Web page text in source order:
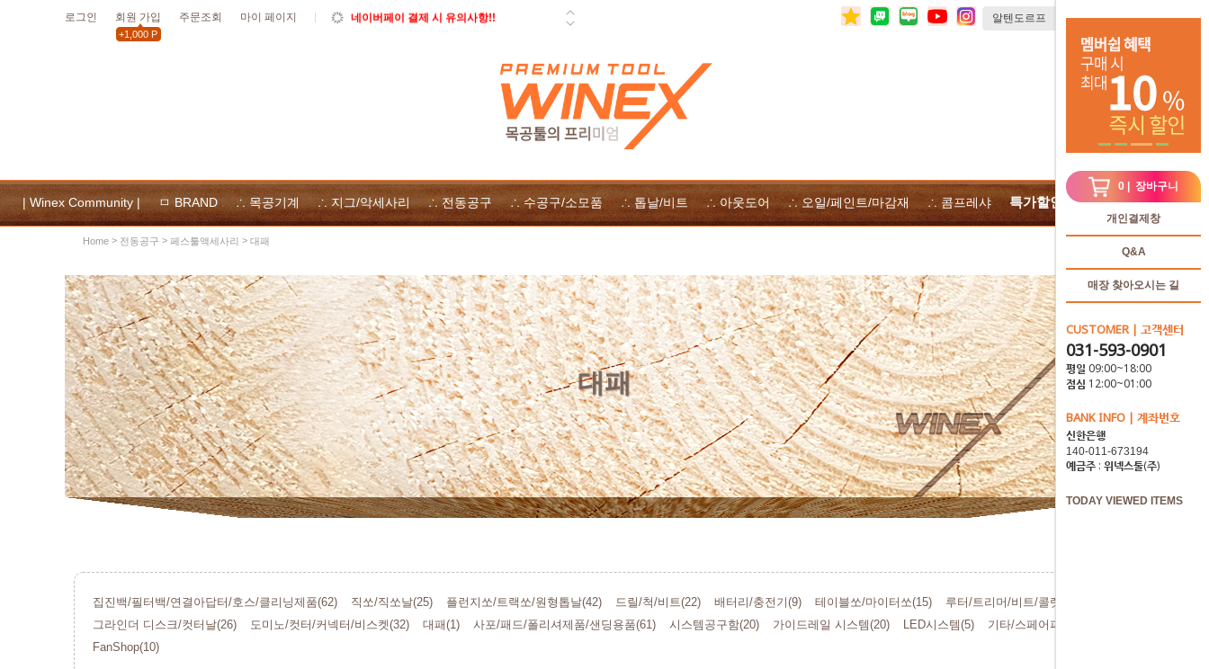
로그인 회원 가입
+1,000 P
주문조회 마이 페이지
네이버페이 결제 시 유의사항!!
위넥스툴 자사몰 쿠폰 다운로드
| Winex Community | ㅁ BRAND ∴ 목공기계 ∴ 지그/악세사리 ∴ 전동공구 ∴ 수공구/소모품 ∴ 톱날/비트 ∴ 아웃도어 ∴ 오일/페인트/마감재 ∴ 콤프레샤 특가할인 ∴전체상품
0 | 장바구니
개인결제창
Q&A
매장 찾아오시는 길
CUSTOMER | 고객센터
031-593-0901
평일 09:00~18:00
점심 12:00~01:00
BANK INFO | 계좌번호
신한은행
예금주 : 위넥스툴(주)
TODAY VIEWED ITEMS
Home > 전동공구 > 페스툴액세사리 > 대패
대패
집진백/필터백/연결아답터/호스/클리닝제품(62) 직쏘/직쏘날(25) 플런지쏘/트랙쏘/원형톱날(42) 드릴/척/비트(22) 배터리/충전기(9) 테이블쏘/마이터쏘(15)
루터/트리머/비트/콜렛(26)
그라인더 디스크/컷터날(26)
도미노/컷터/커넥터/비스켓(32) 대패(1) 사포/패드/폴리셔제품/샌딩용품(61) 시스템공구함(20) 가이드레일 시스템(20) LED시스템(5)
기타/스페어파트(6)
FanShop(10)